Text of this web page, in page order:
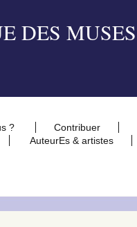
?
Contribuer
AuteurEs & artistes